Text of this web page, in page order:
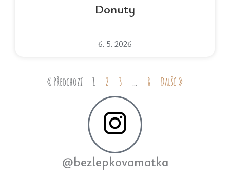
Donuty
6. 5. 2026
« Předchozí 1 2 3 … 8 Další »
@bezlepkovamatka